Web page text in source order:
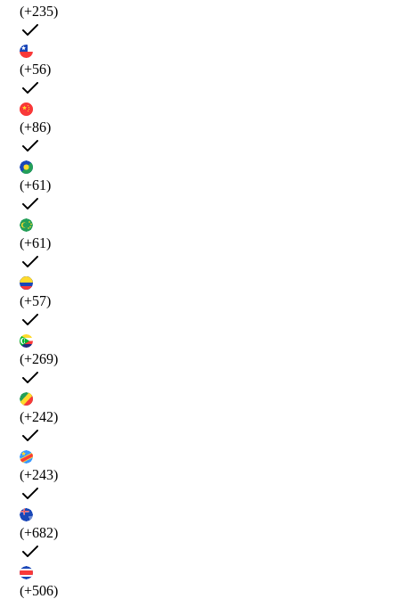
(+235)
(+56)
(+86)
(+61)
(+61)
(+57)
(+269)
(+242)
(+243)
(+682)
(+506)